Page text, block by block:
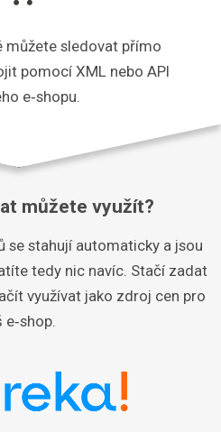
můžete sledovat přímo
pomocí XML nebo API
e‑shopu.
můžete využít?
se stahují automaticky a jsou
tedy nic navíc. Stačí zadat
využívat jako zdroj cen pro
e‑shop.